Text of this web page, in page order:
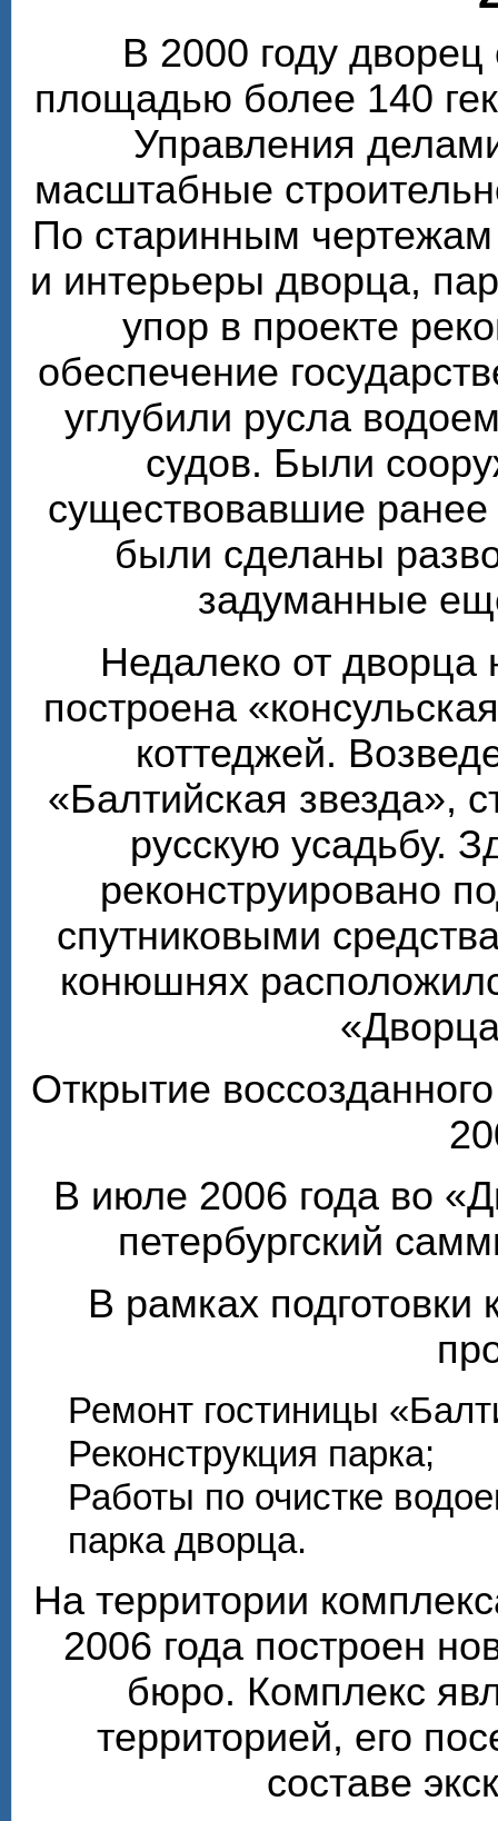
В 2000 году
площадью более 140
Управления
масштабные
По старинным
и интерьеры дворца,
упор в проекте
обеспечение
углубили русла
судов. Были
существовавшие ранее
были сделаны
задуманные
Недалеко от дворца
построена
коттеджей.
«Балтийская звезда»,
русскую усадьбу.
реконструировано
спутниковыми
конюшнях
Открытие
В июле 2006 года во
петербургский
В рамках
Ремонт гостиницы
Реконструкция парка;
Работы по очистке
парка дворца.
На территории
2006 года построен
бюро. Комплекс
территорией, его
составе